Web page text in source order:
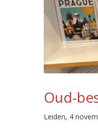
Oud-
Leiden, 4